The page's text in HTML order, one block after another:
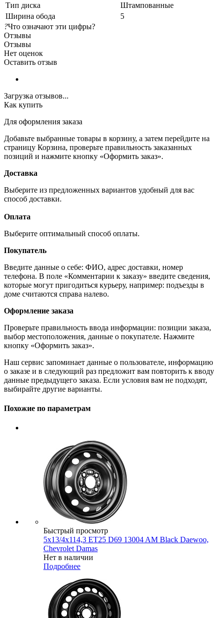
Тип диска
Штампованные
Ширина обода
5
?Что означают эти цифры?
Отзывы
Отзывы
Нет оценок
Оставить отзыв
Загрузка отзывов...
Как купить
Для оформления заказа
Добавьте выбранные товары в корзину, а затем перейдите на
страницу Корзина, проверьте правильность заказанных
позиций и нажмите кнопку «Оформить заказ».
Доставка
Выберите из предложенных вариантов удобный для вас
способ доставки.
Оплата
Выберите оптимальный способ оплаты.
Покупатель
Введите данные о себе: ФИО, адрес доставки, номер
телефона. В поле «Комментарии к заказу» введите сведения,
которые могут пригодиться курьеру, например: подъезды в
доме считаются справа налево.
Оформление заказа
Проверьте правильность ввода информации: позиции заказа,
выбор местоположения, данные о покупателе. Нажмите
кнопку «Оформить заказ».
Наш сервис запоминает данные о пользователе, информацию
о заказе и в следующий раз предложит вам повторить к вводу
данные предыдущего заказа. Если условия вам не подходят,
выбирайте другие варианты.
Похожие по параметрам
Быстрый просмотр
5x13/4x114,3 ET25 D69 13004 AM Black Daewoo,
Chevrolet Damas
Нет в наличии
Подробнее